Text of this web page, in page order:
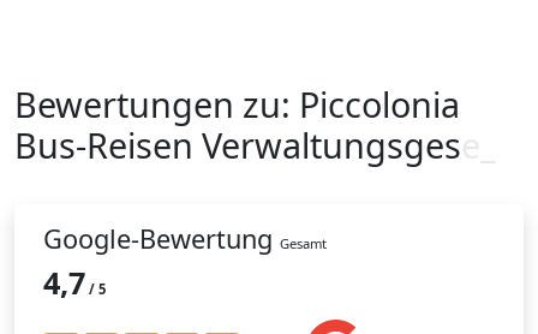
Bewertungen zu: Piccolonia
Bus-Reisen Verwaltungsgese
Google-Bewertung Gesamt
4,7 / 5